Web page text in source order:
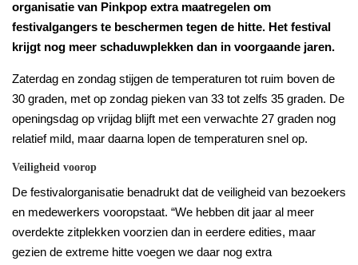
organisatie van Pinkpop extra maatregelen om
festivalgangers te beschermen tegen de hitte. Het festival
krijgt nog meer schaduwplekken dan in voorgaande jaren.
Zaterdag en zondag stijgen de temperaturen tot ruim boven de
30 graden, met op zondag pieken van 33 tot zelfs 35 graden. De
openingsdag op vrijdag blijft met een verwachte 27 graden nog
relatief mild, maar daarna lopen de temperaturen snel op.
Veiligheid voorop
De festivalorganisatie benadrukt dat de veiligheid van bezoekers
en medewerkers vooropstaat. “We hebben dit jaar al meer
overdekte zitplekken voorzien dan in eerdere edities, maar
gezien de extreme hitte voegen we daar nog extra